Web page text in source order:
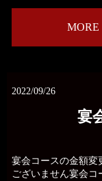
MORE
2022/09/26
宴
宴会コースの金額
ございません宴会